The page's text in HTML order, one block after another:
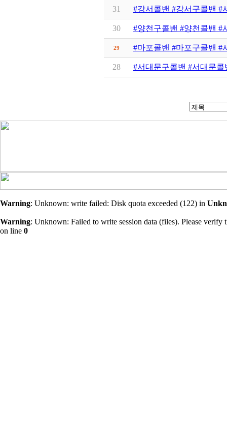
31 #강서콜밴 #강서구콜밴
30 #양천구콜밴 #양천콜밴
29 #마포콜밴 #마포구콜밴
28 #서대문구콜밴 #서대문
Warning: Unknown: write failed: Disk quota exceeded (122) in
Warning: Unknown: Failed to write session data (files). Please verify
on line 0